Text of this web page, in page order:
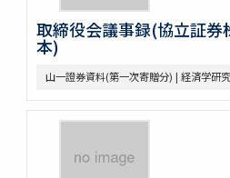
取締役会議事録(協立証券
本)
山一證券資料(第一次寄贈分) | 経済学研